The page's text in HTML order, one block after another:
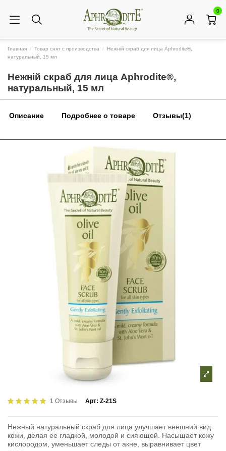
0
Главная Товар снят с производства
Нежній скраб для лица Aphrodite®,
натуральный, 15 мл
Нежній скраб для лица Aphrodite®,
натуральный, 15 мл
Описание Подробнее о товаре Отзывы(1)
1 Отзывы Арт: Z-21S
Нежный натуральный скраб для лица улучшает внешний вид
кожи, делая ее гладкой, молодой и сияющей. Насыщает кожу
кислородом, уменьшает следы от акне, выравнивает цвет